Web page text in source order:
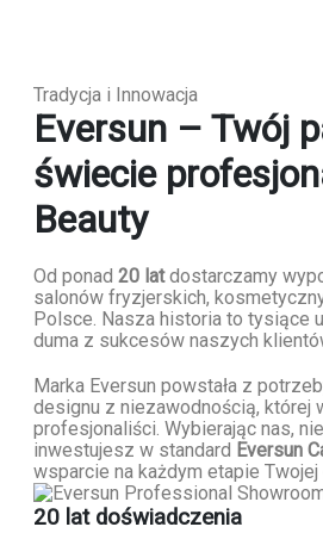
Tradycja i Innowacja
Eversun – Twój
świecie
Beauty
Od ponad 20 latdostarczamy
salonów fryzjerskich,
Polsce. Nasza historia to tysiące
duma z sukcesów naszych
Marka Eversun powstała z
designu z niezawodnością, której
profesjonaliści. Wybierając nas,
inwestujesz w standard Eversun
wsparcie na każdym etapie Twojej
20 lat doświadczenia